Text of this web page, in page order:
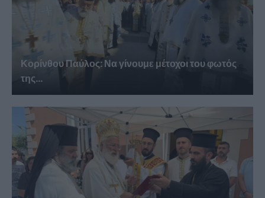
Κορίνθου Παύλος: Να γίνουμε μέτοχοι του φωτός
της...